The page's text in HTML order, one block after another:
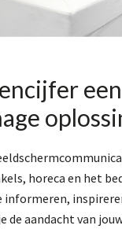
horeca en het
de aandacht van